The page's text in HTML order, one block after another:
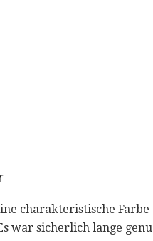
charakteristische Farbe
war sicherlich lange